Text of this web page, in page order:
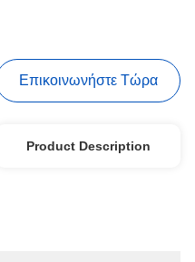
Επικοινωνήστε Τώρα
Product Description